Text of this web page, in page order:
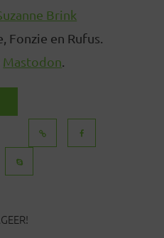
Brink
Fonzie en Rufus.
Mastodon